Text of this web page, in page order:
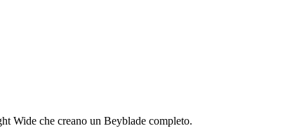
Wide che creano un Beyblade completo.